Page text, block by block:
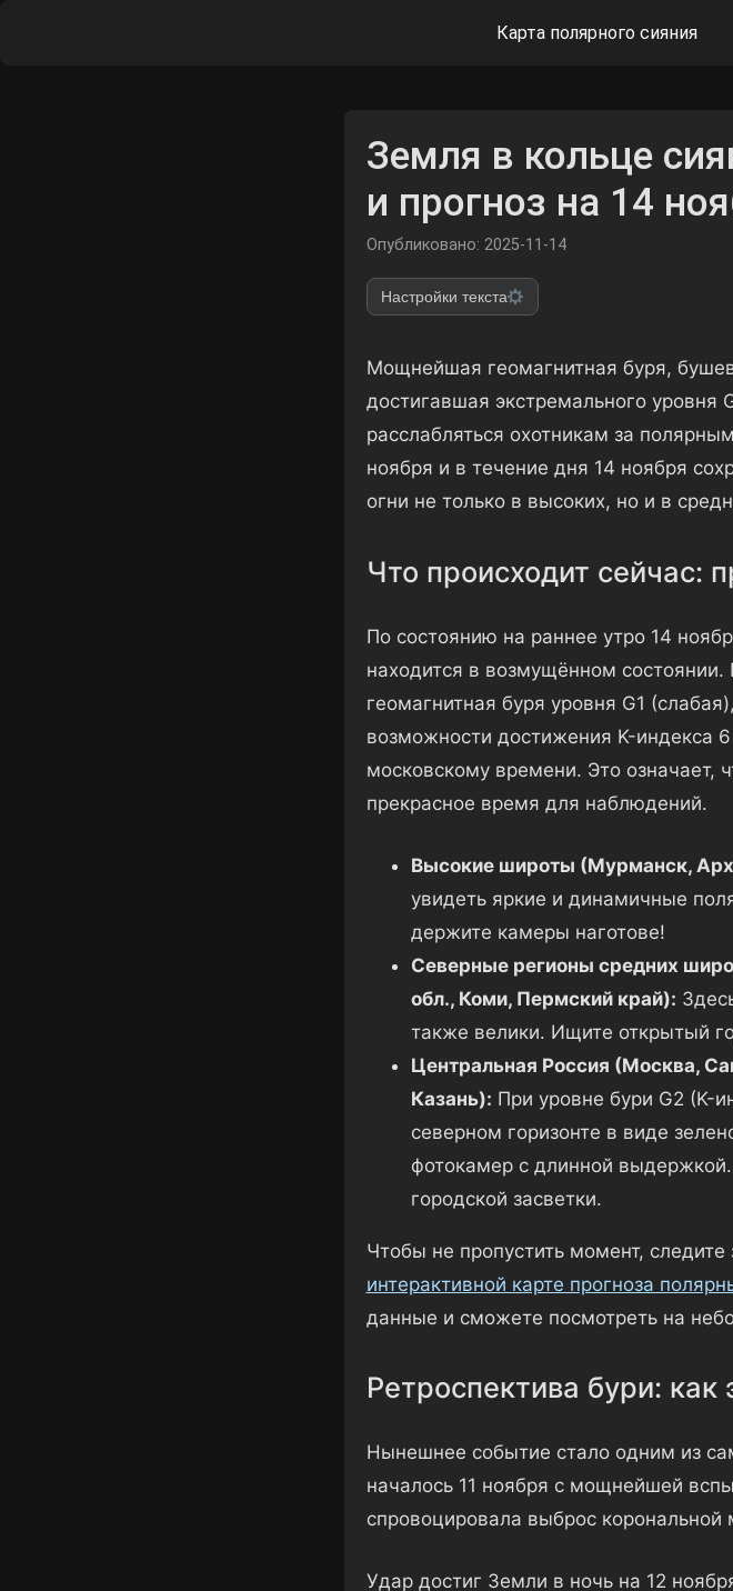
Карта полярного сияния
Земля в кольце
и прогноз на 14
Опубликовано: 2025-11-14
Настройки текста
Мощнейшая геомагнитная буря,
достигавшая экстремального уровня
расслабляться охотникам за
ноября и в течение дня 14 ноября
огни не только в высоких, но и в
Что происходит сейчас:
По состоянию на раннее утро 14
находится в возмущённом
геомагнитная буря уровня G1
возможности достижения K-индекса
московскому времени. Это
прекрасное время для наблюдений.
Высокие широты (Мурманск,
увидеть яркие и динамичные
держите камеры наготове!
Северные регионы средних
обл., Коми, Пермский край):
также велики. Ищите открытый
Центральная Россия (Москва,
Казань): При уровне бури G2 (K-
северном горизонте в виде
фотокамер с длинной
городской засветки.
Чтобы не пропустить момент,
интерактивной карте прогноза
данные и сможете посмотреть на
Ретроспектива бури:
Нынешнее событие стало одним из
началось 11 ноября с мощнейшей
спровоцировала выброс
Удар достиг Земли в ночь на 12